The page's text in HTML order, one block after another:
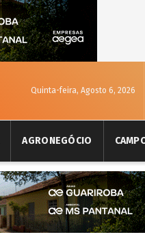
Quinta-feira, Agosto 6, 2026
AGRONEGÓCIO